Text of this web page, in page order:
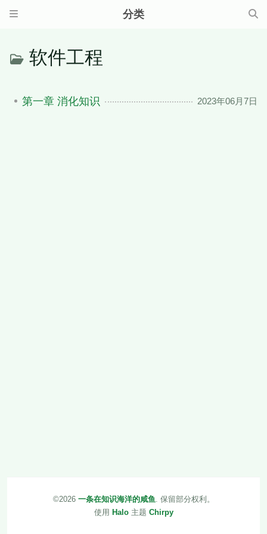
分类
软件工程
第一章 消化知识 2023年06月7日
©2026 一条在知识海洋的咸鱼
保留部分权利。
使用 Halo主题 Chirpy